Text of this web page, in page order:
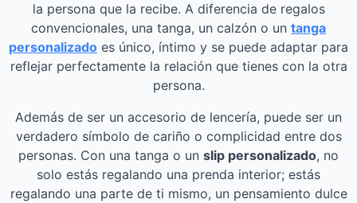
la persona que la recibe. A diferencia de regalos
convencionales, una tanga, un calzón o un tanga
personalizado es único, íntimo y se puede adaptar para
reflejar perfectamente la relación que tienes con la otra
persona.
Además de ser un accesorio de lencería, puede ser un
verdadero símbolo de cariño o complicidad entre dos
personas. Con una tanga o un slip personalizado, no
solo estás regalando una prenda interior; estás
regalando una parte de ti mismo, un pensamiento dulce